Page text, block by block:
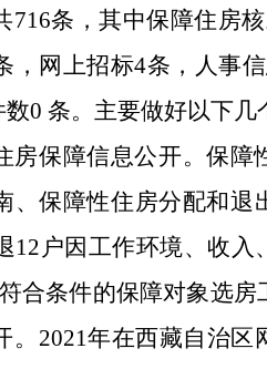
716条，其中保障住房
，网上招标4条，人事
数0 条。主要做好以下几
房保障信息公开。保障
、保障性住房分配和退
12 户因工作环境、收入
合条件的保障对象选房
2021年在西藏自治区